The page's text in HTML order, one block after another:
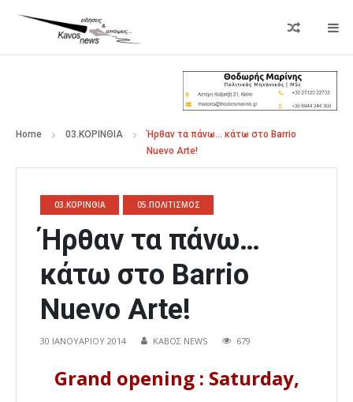
Home 03.ΚΟΡΙΝΘΙΑ
Ήρθαν τα πάνω… κάτω στο Barrio
Nuevo Arte!
03.ΚΟΡΙΝΘΙΑ 05.ΠΟΛΙΤΙΣΜΟΣ
Ήρθαν τα πάνω…
κάτω στο Barrio
Nuevo Arte!
30 ΙΑΝΟΥΑΡΊΟΥ 2014 ΚΑΒΟΣ NEWS 679
Grand opening : Saturday,